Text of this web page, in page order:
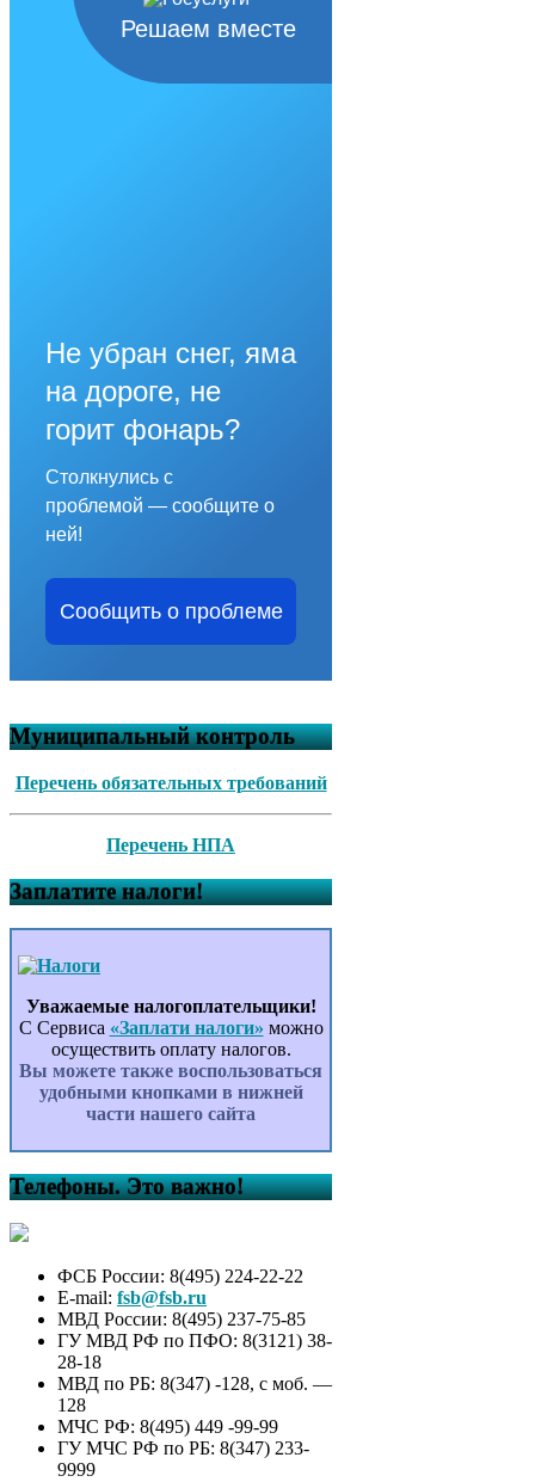
Решаем вместе
Не убран снег, яма
на дороге, не
горит фонарь?
Столкнулись с
проблемой — сообщите о
ней!
Сообщить о проблеме
Муниципальный контроль
Перечень обязательных требований
Перечень НПА
Заплатите налоги!
Уважаемые налогоплательщики!
С Сервиса «Заплати налоги» можно
осуществить оплату налогов.
Вы можете также воспользоваться
удобными кнопками в нижней
части нашего сайта
Телефоны. Это важно!
ФСБ России: 8(495) 224-22-22
E-mail: fsb@fsb.ru
МВД России: 8(495) 237-75-85
ГУ МВД РФ по ПФО: 8(3121) 38-
28-18
МВД по РБ: 8(347) -128, с моб. —
128
МЧС РФ: 8(495) 449 -99-99
ГУ МЧС РФ по РБ: 8(347) 233-
9999